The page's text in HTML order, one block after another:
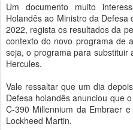
Um documento muito
Holandês ao Ministro da
2022, regista os resultados da
contexto do novo programa de
seja, o programa para substituir
Hercules.
Vale ressaltar que um dia
Defesa holandês anunciou que
C-390 Millennium da Embraer
Lockheed Martin.